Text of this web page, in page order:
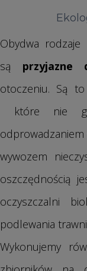
Obydwa rodzaje
są przyjazne
otoczeniu. Są
które nie
wywozem
oszczędnością
oczyszczalni
podlewania
Wykonujemy